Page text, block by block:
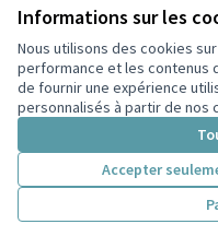
Informations sur les
Nous utilisons des cookies
performance et les contenus
de fournir une expérience
personnalisés à partir de nos
Accepter
Creation d'espaces
jeunesse
Bouaziz
1 4